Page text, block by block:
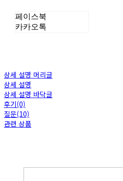
페이스북
카카오톡
상세 설명 머리글
상세 설명
상세 설명 바닥글
후기(0)
질문(10)
관련 상품